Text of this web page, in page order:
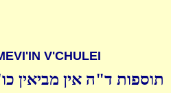
V'CHULEI
תוספות ד"ה אין מביאין